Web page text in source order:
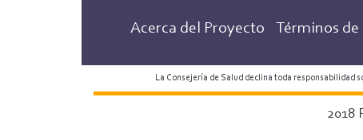
Acerca del Proyecto Términos
La Consejería de Salud declina toda responsabilidad
2018